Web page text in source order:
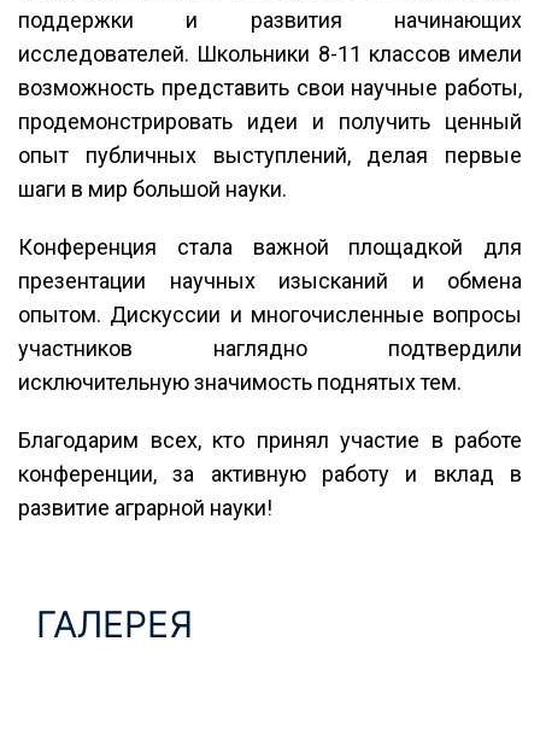
поддержки и развития начинающих
исследователей. Школьники 8-11 классов имели
возможность представить свои научные работы,
продемонстрировать идеи и получить ценный
опыт публичных выступлений, делая первые
шаги в мир большой науки.
Конференция стала важной площадкой для
презентации научных изысканий и обмена
опытом. Дискуссии и многочисленные вопросы
участников наглядно подтвердили
исключительную значимость поднятых тем.
Благодарим всех, кто принял участие в работе
конференции, за активную работу и вклад в
развитие аграрной науки!
ГАЛЕРЕЯ